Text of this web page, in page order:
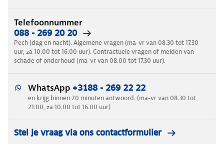
Telefoonnummer
088 - 269 20 20
Pech (dag en nacht). Algemene vragen (ma-vr van 08.30 tot 17.30
uur, za 10.00 tot 16.00 uur). Contractuele vragen of melden van
schade of onderhoud (ma-vr van 08.00 tot 17.30 uur).
WhatsApp +3188 - 269 22 22
en krijg binnen 20 minuten antwoord. (ma-vr van 08.30 tot
21:00, za 10.00 tot 16.00 uur)
Stel je vraag via ons contactformulier